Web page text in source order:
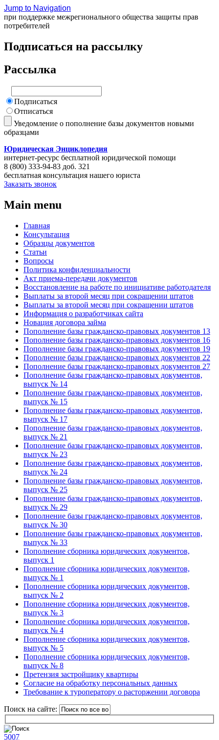
Jump to Navigation
при поддержке межрегионального общества защиты прав
потребителей
Подписаться на рассылку
Рассылка
Подписаться
Отписаться
Уведомление о пополнение базы документов новыми
образцами
Юридическая Энциклопедия
интернет-ресурс бесплатной юридической помощи
8 (800) 333-94-83 доб. 321
бесплатная консультация нашего юриста
Заказать звонок
Main menu
Главная
Консультация
Образцы документов
Статьи
Вопросы
Политика конфиденциальности
Акт приема-передачи документов
Восстановление на работе по инициативе работодателя
Выплаты за второй месяц при сокращении штатов
Выплаты за второй месяц при сокращении штатов
Информация о разработчиках сайта
Новация договора займа
Пополнение базы гражданско-правовых документов 13
Пополнение базы гражданско-правовых документов 16
Пополнение базы гражданско-правовых документов 19
Пополнение базы гражданско-правовых документов 22
Пополнение базы гражданско-правовых документов 27
Пополнение базы гражданско-правовых документов,
выпуск № 14
Пополнение базы гражданско-правовых документов,
выпуск № 15
Пополнение базы гражданско-правовых документов,
выпуск № 17
Пополнение базы гражданско-правовых документов,
выпуск № 21
Пополнение базы гражданско-правовых документов,
выпуск № 23
Пополнение базы гражданско-правовых документов,
выпуск № 24
Пополнение базы гражданско-правовых документов,
выпуск № 25
Пополнение базы гражданско-правовых документов,
выпуск № 29
Пополнение базы гражданско-правовых документов,
выпуск № 30
Пополнение базы гражданско-правовых документов,
выпуск № 33
Пополнение сборника юридических документов,
выпуск 1
Пополнение сборника юридических документов,
выпуск № 1
Пополнение сборника юридических документов,
выпуск № 2
Пополнение сборника юридических документов,
выпуск № 3
Пополнение сборника юридических документов,
выпуск № 4
Пополнение сборника юридических документов,
выпуск № 5
Пополнение сборника юридических документов,
выпуск № 8
Претензия застройщику квартиры
Согласие на обработку персональных данных
Требование к туроператору о расторжении договора
Поиск на сайте:
5007